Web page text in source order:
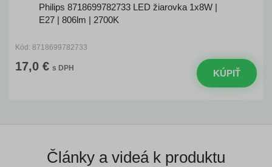
Philips 8718699782733 LED žiarovka 1x8W |
E27 | 806lm | 2700K
Kód: 8718699782733
17,0 € s DPH KÚPIŤ
Články a videá k produktu